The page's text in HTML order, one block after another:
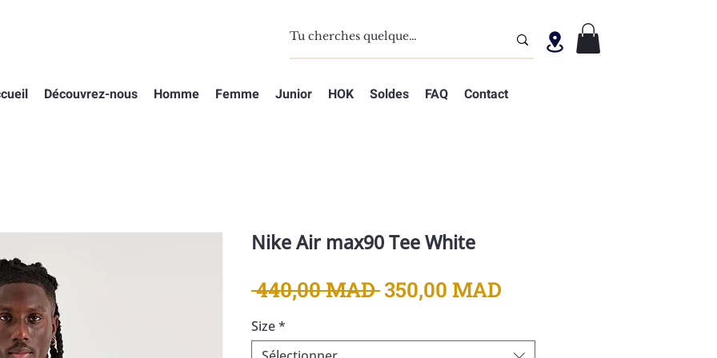
Découvrez-nous Homme Femme Junior HOK Soldes FAQ Contact
Nike Air max90 Tee White
440,00 MAD Prix
350,00 MAD
Size*